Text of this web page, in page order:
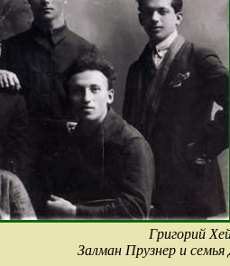
Григорий
Залман Прузнер и